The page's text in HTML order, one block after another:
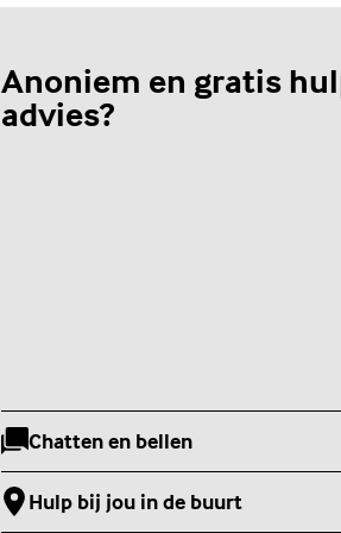
Anoniem en gratis
advies?
Chatten en bellen
(Externe link)
Hulp bij jou in de buurt
(Externe link)